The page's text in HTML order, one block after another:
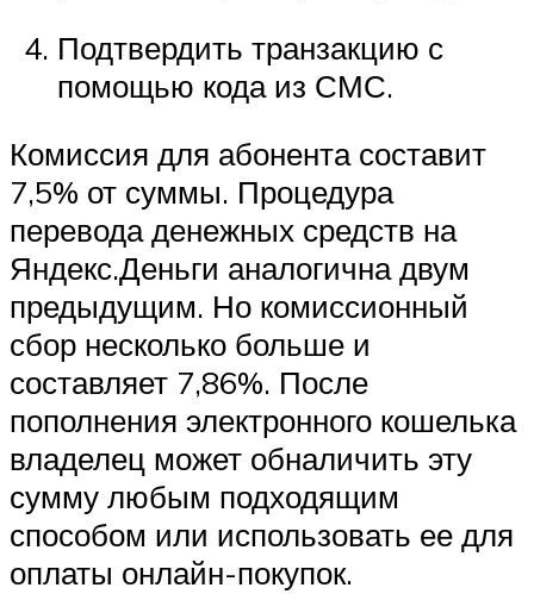
Подтвердить транзакцию с
помощью кода из СМС.
Комиссия для абонента составит
7,5% от суммы. Процедура
перевода денежных средств на
Яндекс.Деньги аналогична двум
предыдущим. Но комиссионный
сбор несколько больше и
составляет 7,86%. После
пополнения электронного кошелька
владелец может обналичить эту
сумму любым подходящим
способом или использовать ее для
оплаты онлайн-покупок.